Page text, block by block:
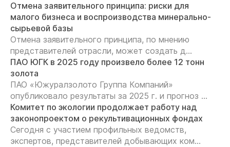
Отмена заявительного принципа: риски для
малого бизнеса и воспроизводства минерально-
сырьевой базы
Отмена заявительного принципа, по мнению
представителей отрасли, может создать д...
ПАО ЮГК в 2025 году произвело более 12 тонн
золота
ПАО «Южуралзолото Группа Компаний»
опубликовало результаты за 2025 г. и прогноз ...
Комитет по экологии продолжает работу над
законопроектом о рекультивационных фондах
Сегодня с участием профильных ведомств,
экспертов, представителей добывающих ком...